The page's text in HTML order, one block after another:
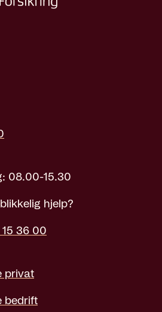
08.00-15.30
hjelp?
15 36 00
privat
bedrift